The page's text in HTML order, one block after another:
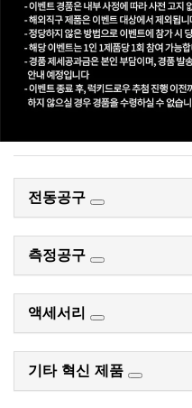
전동공구
측정공구
액세서리
기타 혁신 제품